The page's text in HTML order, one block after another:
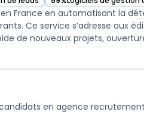
— voir DuckFlow dans
en France en automatisant la
Ce service s’adresse aux
de nouveaux projets,
en agence recrutement